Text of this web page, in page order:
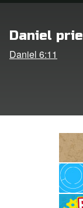
de langue
Daniel prie
Daniel 6:11